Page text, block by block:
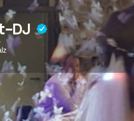
DJ